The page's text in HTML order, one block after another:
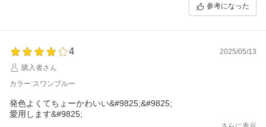
参考になった
4
2025/05/13
購入者さん
カラー:スワンブルー
発色よくてちょーかわいい&#9825;&#9825;
愛用します&#9825;